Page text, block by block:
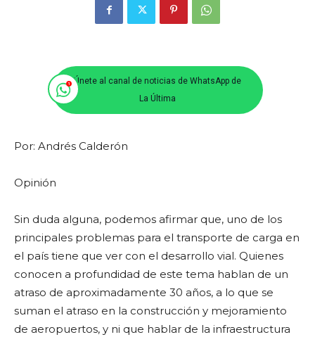
Únete al canal de noticias de WhatsApp de
La Última
Por: Andrés Calderón
Opinión
Sin duda alguna, podemos afirmar que, uno de los
principales problemas para el transporte de carga en
el país tiene que ver con el desarrollo vial. Quienes
conocen a profundidad de este tema hablan de un
atraso de aproximadamente 30 años, a lo que se
suman el atraso en la construcción y mejoramiento
de aeropuertos, y ni que hablar de la infraestructura